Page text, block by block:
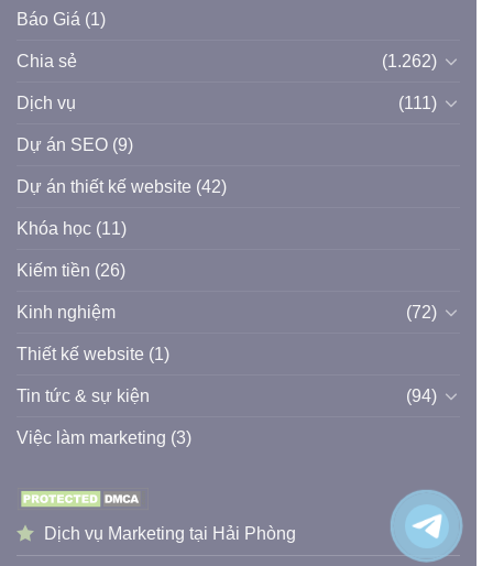
Báo Giá (1)
Chia sẻ (1.262)
Dịch vụ (111)
Dự án SEO (9)
Dự án thiết kế website (42)
Khóa học (11)
Kiếm tiền (26)
Kinh nghiệm (72)
Thiết kế website (1)
Tin tức & sự kiện (94)
Việc làm marketing (3)
Dịch vụ Marketing tại Hải Phòng